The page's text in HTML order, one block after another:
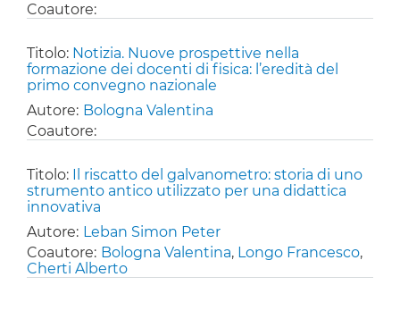
Coautore:
Titolo: Notizia. Nuove prospettive nella
formazione dei docenti di fisica: l’eredità del
primo convegno nazionale
Autore: Bologna Valentina
Coautore:
Titolo: Il riscatto del galvanometro: storia di uno
strumento antico utilizzato per una didattica
innovativa
Autore: Leban Simon Peter
Coautore: Bologna Valentina, Longo Francesco,
Cherti Alberto